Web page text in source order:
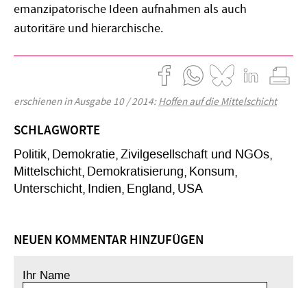
emanzipatorische Ideen aufnahmen als auch
autoritäre und hierarchische.
erschienen in Ausgabe 10 / 2014:Hoffen auf die Mittelschicht
SCHLAGWORTE
Politik Demokratie Zivilgesellschaft und NGOs
Mittelschicht Demokratisierung Konsum
Unterschicht Indien England USA
NEUEN KOMMENTAR HINZUFÜGEN
Ihr Name